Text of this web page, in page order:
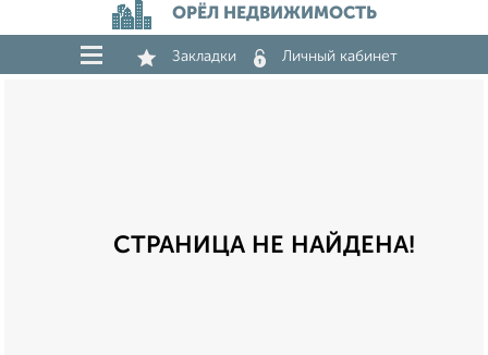
ОРЁЛ НЕДВИЖИМОСТЬ
Закладки Личный кабинет
СТРАНИЦА НЕ НАЙДЕНА!